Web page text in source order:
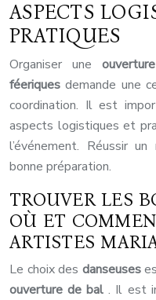
ASPECTS
PRATIQUES
Organiser une
féeriquesdemande une
coordination. Il est
aspects logistiques et
l’événement. Réussir
bonne préparation.
TROUVER LES
OÙ ET
ARTISTES
Le choix des danseuses
ouverture de bal. Il est